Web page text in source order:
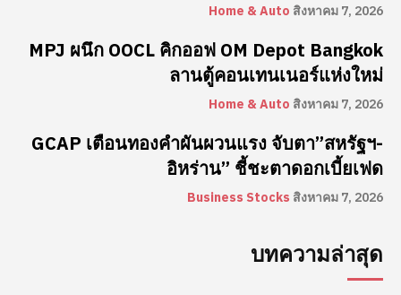
Home & Auto สิงหาคม 7, 2026
MPJ ผนึก OOCL คิกออฟ OM Depot Bangkok
ลานตู้คอนเทนเนอร์แห่งใหม่
Home & Auto สิงหาคม 7, 2026
GCAP เตือนทองคำผันผวนแรง จับตา”สหรัฐฯ-
อิหร่าน” ชี้ชะตาดอกเบี้ยเฟด
Business Stocks สิงหาคม 7, 2026
บทความล่าสุด